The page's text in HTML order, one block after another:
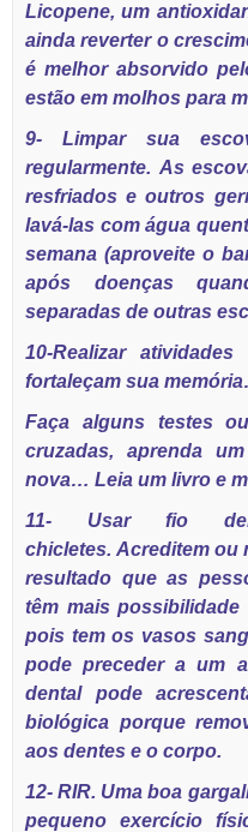
Licopene, um
ainda reverter o
é melhor absorvido
estão em molhos para
9- Limpar sua
regularmente. As
resfriados e outros
lavá-las com água
semana (aproveite o
após doenças
separadas de outras
10-Realizar
fortaleçam sua
Faça alguns testes
cruzadas, aprenda
nova… Leia um livro e
11- Usar fio
chicletes. Acreditem ou
resultado que as
têm mais
pois tem os vasos
pode preceder a um
dental pode
biológica porque
aos dentes e o corpo.
12- RIR. Uma boa
pequeno exercício